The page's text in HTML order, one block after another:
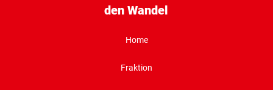
den Wandel
Home
Fraktion